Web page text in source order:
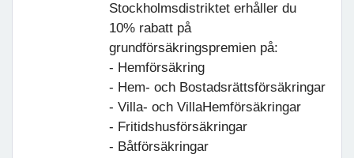
Stockholmsdistriktet erhåller du
10% rabatt på
grundförsäkringspremien på:
- Hemförsäkring
- Hem- och Bostadsrättsförsäkringar
- Villa- och VillaHemförsäkringar
- Fritidshusförsäkringar
- Båtförsäkringar